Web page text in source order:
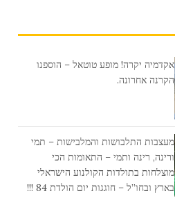
אקדמיה יקרה! מופע טוטאל – הוספנו
הקרנה אחרונה.
מעצבות התלבושות והמלבישות – תמי
ורינה, רינה ותמי – התאומות הכי
מוצלחות בתולדות הקולנוע הישראלי
בארץ ובחו”ל – חוגגות יום הולדת 84 !!!